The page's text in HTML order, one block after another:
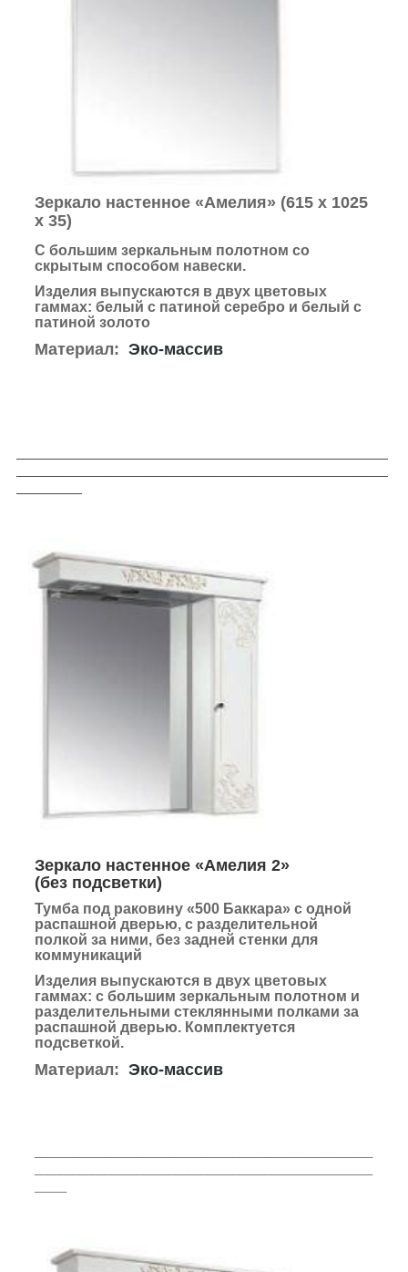
Зеркало настенное «Амелия» (615 х 1025
х 35)
С большим зеркальным полотном со
скрытым способом навески.
Изделия выпускаются в двух цветовых
гаммах: белый с патиной серебро и белый с
патиной золото
Материал: Эко-массив
Зеркало настенное «Амелия 2»
(без подсветки)
Тумба под раковину «500 Баккара» с одной
распашной дверью, с разделительной
полкой за ними, без задней стенки для
коммуникаций
Изделия выпускаются в двух цветовых
гаммах: с большим зеркальным полотном и
разделительными стеклянными полками за
распашной дверью. Комплектуется
подсветкой.
Материал: Эко-массив